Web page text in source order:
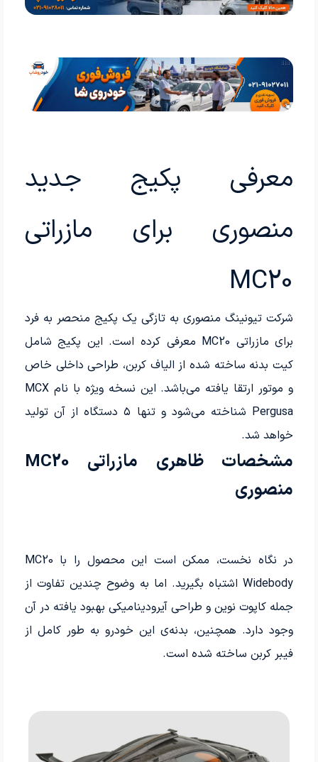
معرفی پکیج جدید
منصوری برای مازراتی
MC20
شرکت تیونینگ منصوری به تازگی یک پکیج منحصر به فرد
برای مازراتی MC20 معرفی کرده است. این پکیج شامل
کیت بدنه ساخته شده از الیاف کربن، طراحی داخلی خاص
و موتور ارتقا یافته می‌باشد. این نسخه ویژه با نام MCX
Pergusa شناخته می‌شود و تنها ۵ دستگاه از آن تولید
خواهد شد.
مشخصات ظاهری مازراتی MC20
منصوری
در نگاه نخست، ممکن است این محصول را با MC20
Widebody اشتباه بگیرید. اما به وضوح چندین تفاوت از
جمله کاپوت نوین و طراحی آیرودینامیکی بهبود یافته در آن
وجود دارد. همچنین، بدنه‌ی این خودرو به طور کامل از
فیبر کربن ساخته شده است.